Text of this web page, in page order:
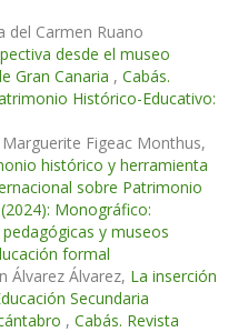
del Carmen Ruano
desde el museo
Gran Canaria , Cabás.
Histórico-Educativo:
Figeac Monthus,
histórico y herramienta
sobre Patrimonio
Monográfico:
y museos
formal
Álvarez Álvarez, La inserción
Secundaria
, Cabás. Revista